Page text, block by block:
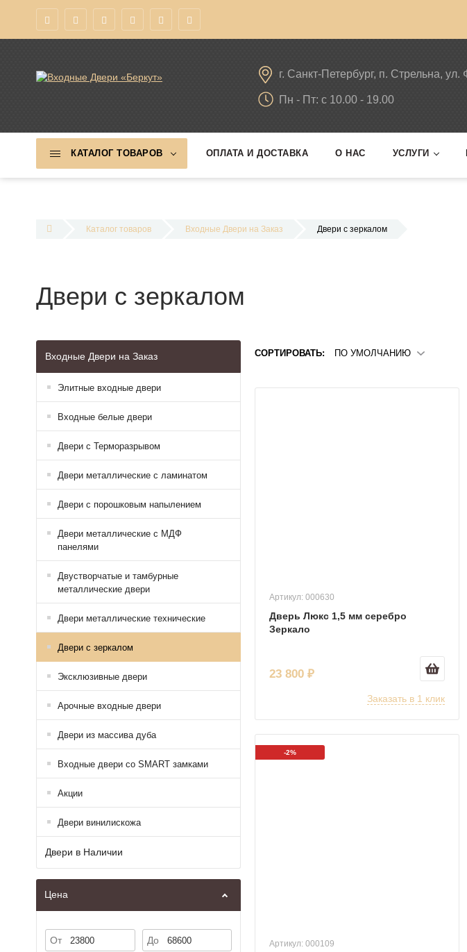
г. Санкт-Петербург, п. Стрельна,
Пн - Пт: c 10.00 - 19.00
КАТАЛОГ ТОВАРОВ ОПЛАТА И ДОСТАВКА О НАС УСЛУГИ
Каталог товаров Входные Двери на Заказ Двери с зеркалом
Двери с зеркалом
Входные Двери на Заказ
Элитные входные двери
Входные белые двери
Двери с Терморазрывом
Двери металлические с ламинатом
Двери с порошковым напылением
Двери металлические с МДФ
панелями
Двустворчатые и тамбурные
металлические двери
Двери металлические технические
Двери с зеркалом
Эксклюзивные двери
Арочные входные двери
Двери из массива дуба
Входные двери со SMART замками
Акции
Двери винилискожа
Двери в Наличии
Цена
От До
СОРТИРОВАТЬ: ПО УМОЛЧАНИЮ
Артикул: 000630
Дверь Люкс 1,5 мм серебро
Зеркало
23 800 ₽
Заказать в 1 клик
-2%
Артикул: 000109